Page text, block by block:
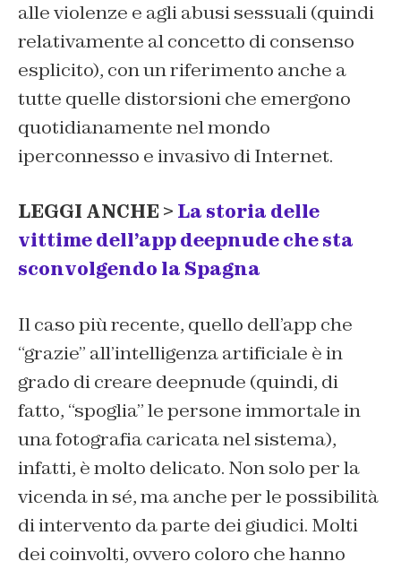
alle violenze e agli abusi sessuali (quindi
relativamente al concetto di consenso
esplicito), con un riferimento anche a
tutte quelle distorsioni che emergono
quotidianamente nel mondo
iperconnesso e invasivo di Internet.
LEGGI ANCHE > La storia delle
vittime dell’app deepnude che sta
sconvolgendo la Spagna
Il caso più recente, quello dell’app che
“grazie” all’intelligenza artificiale è in
grado di creare deepnude (quindi, di
fatto, “spoglia” le persone immortale in
una fotografia caricata nel sistema),
infatti, è molto delicato. Non solo per la
vicenda in sé, ma anche per le possibilità
di intervento da parte dei giudici. Molti
dei coinvolti, ovvero coloro che hanno